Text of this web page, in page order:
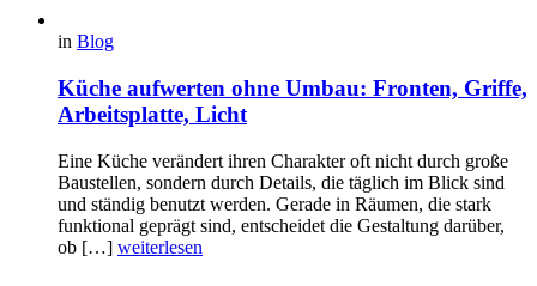
in Blog
Küche aufwerten ohne Umbau: Fronten, Griffe,
Arbeitsplatte, Licht
Eine Küche verändert ihren Charakter oft nicht durch große
Baustellen, sondern durch Details, die täglich im Blick sind
und ständig benutzt werden. Gerade in Räumen, die stark
funktional geprägt sind, entscheidet die Gestaltung darüber,
ob […] weiterlesen